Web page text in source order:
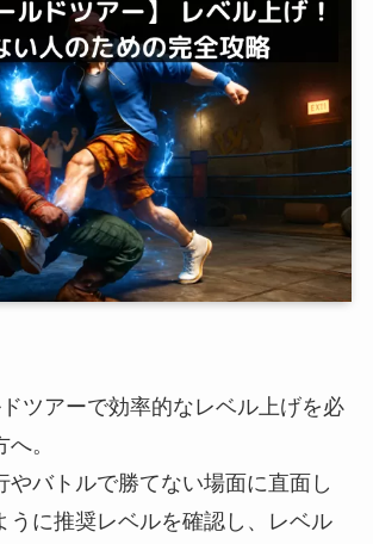
ツアーで効率的なレベル上げを必
。
やバトルで勝てない場面に直面し
うに推奨レベルを確認し、レベル